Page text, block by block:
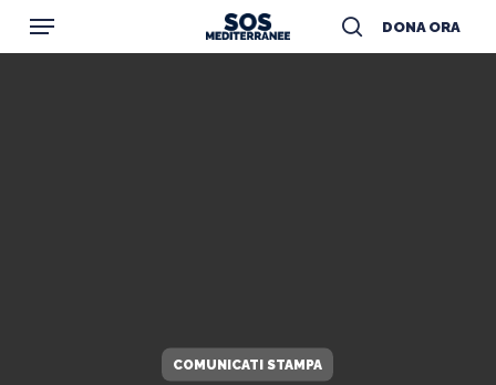
DONA ORA
search
Menu
COMUNICATI STAMPA